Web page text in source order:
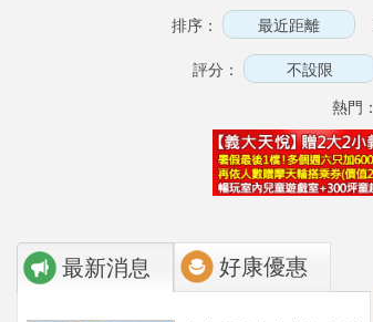
排序：
評分：
熱門：
最新消息 好康優惠